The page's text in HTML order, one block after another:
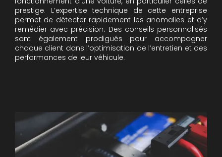
prestige. L’expertise technique de cette entreprise
permet de détecter rapidement les anomalies et d’y
remédier avec précision. Des conseils personnalisés
sont également prodigués pour accompagner
chaque client dans l’optimisation de l’entretien et des
performances de leur véhicule.